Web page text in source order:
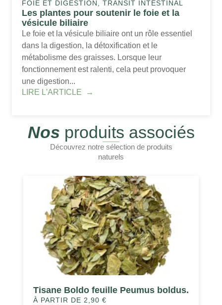
FOIE ET DIGESTION, TRANSIT INTESTINAL
Les plantes pour soutenir le foie et la
vésicule biliaire
Le foie et la vésicule biliaire ont un rôle essentiel
dans la digestion, la détoxification et le
métabolisme des graisses. Lorsque leur
fonctionnement est ralenti, cela peut provoquer
une digestion...
LIRE L'ARTICLE
Nos produits associés
Découvrez notre sélection de produits
naturels
Tisane Boldo feuille Peumus boldus.
À PARTIR DE 2,90 €